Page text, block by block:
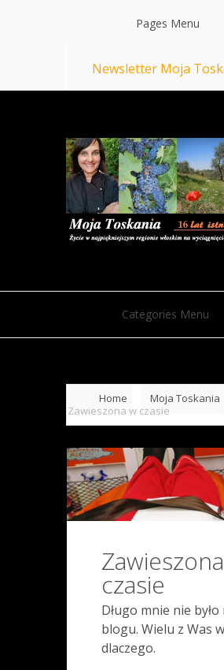
Pages Menu
Newsletter Moja
Categories Menu
Home
Moja Toskania
Zawieszona w czasie
czasie
Długo mnie nie było
blogu. Wielu z Was
dlaczego.